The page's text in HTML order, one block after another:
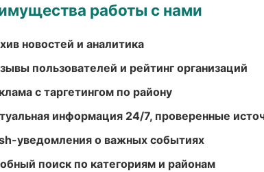
работы с нами
новостей и аналитика
пользователей и рейтинг организаций
с таргетингом по району
информация 24/7, проверенные
уведомления о важных событиях
поиск по категориям и районам